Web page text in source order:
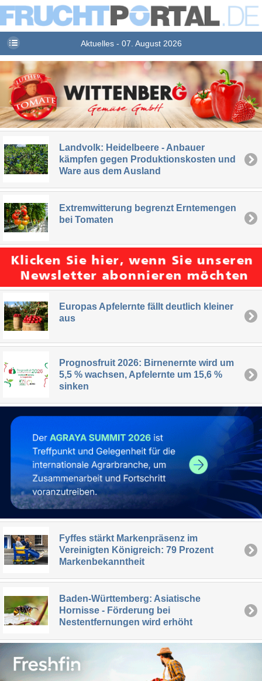
Aktuelles - 07. August 2026
Landvolk: Heidelbeere - Anbauer
kämpfen gegen Produktionskosten und
Ware aus dem Ausland
Extremwitterung begrenzt Erntemengen
bei Tomaten
Europas Apfelernte fällt deutlich kleiner
aus
Prognosfruit 2026: Birnenernte wird um
5,5 % wachsen, Apfelernte um 15,6 %
sinken
Fyffes stärkt Markenpräsenz im
Vereinigten Königreich: 79 Prozent
Markenbekanntheit
Baden-Württemberg: Asiatische
Hornisse - Förderung bei
Nestentfernungen wird erhöht